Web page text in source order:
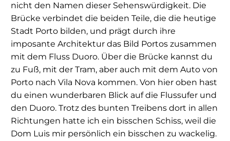
nicht den Namen dieser Sehenswürdigkeit. Die
Brücke verbindet die beiden Teile, die die heutige
Stadt Porto bilden, und prägt durch ihre
imposante Architektur das Bild Portos zusammen
mit dem Fluss Duoro. Über die Brücke kannst du
zu Fuß, mit der Tram, aber auch mit dem Auto von
Porto nach Vila Nova kommen. Von hier oben hast
du einen wunderbaren Blick auf die Flussufer und
den Duoro. Trotz des bunten Treibens dort in allen
Richtungen hatte ich ein bisschen Schiss, weil die
Dom Luis mir persönlich ein bisschen zu wackelig.